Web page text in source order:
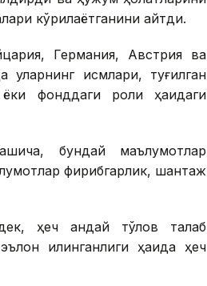
кўрилаётганини айтди.
Германия, Австрия ва
уларнинг исмлари, туғилган
фонддаги роли ҳақидаги
бундай маълумотлар
фирибгарлик, шантаж
ҳеч қандай тўлов талаб
қилинганлиги ҳақида ҳеч